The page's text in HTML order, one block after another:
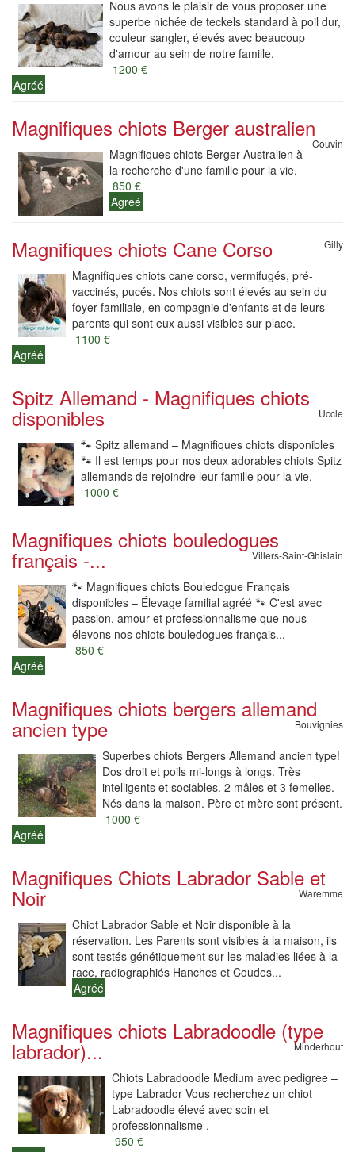
Nous avons le plaisir de vous proposer une
superbe nichée de teckels standard à poil dur,
couleur sangler, élevés avec beaucoup
d'amour au sein de notre famille.
1200 €
Agréé
Magnifiques chiots Berger australien
Couvin
Magnifiques chiots Berger Australien à
la recherche d'une famille pour la vie.
850 €
Agréé
Magnifiques chiots Cane Corso Gilly
Magnifiques chiots cane corso, vermifugés, pré-
vaccinés, pucés. Nos chiots sont élevés au sein du
foyer familiale, en compagnie d'enfants et de leurs
parents qui sont eux aussi visibles sur place.
1100 €
Agréé
Spitz Allemand - Magnifiques chiots
disponibles Uccle
🐾 Spitz allemand – Magnifiques chiots disponibles
🐾 Il est temps pour nos deux adorables chiots Spitz
allemands de rejoindre leur famille pour la vie.
1000 €
Magnifiques chiots bouledogues
français -... Villers-Saint-Ghislain
🐾 Magnifiques chiots Bouledogue Français
disponibles – Élevage familial agréé 🐾 C'est avec
passion, amour et professionnalisme que nous
élevons nos chiots bouledogues français...
850 €
Agréé
Magnifiques chiots bergers allemand
ancien type Bouvignies
Superbes chiots Bergers Allemand ancien type!
Dos droit et poils mi-longs à longs. Très
intelligents et sociables. 2 mâles et 3 femelles.
Nés dans la maison. Père et mère sont présent.
1000 €
Agréé
Magnifiques Chiots Labrador Sable et
Noir Waremme
Chiot Labrador Sable et Noir disponible à la
réservation. Les Parents sont visibles à la maison, ils
sont testés génétiquement sur les maladies liées à la
race, radiographiés Hanches et Coudes...
Agréé
Magnifiques chiots Labradoodle (type
labrador)... Minderhout
Chiots Labradoodle Medium avec pedigree –
type Labrador Vous recherchez un chiot
Labradoodle élevé avec soin et
professionnalisme .
950 €